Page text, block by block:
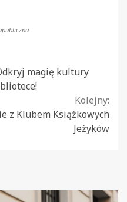
magię kultury
Kolejny:
z Klubem Książkowych
Jeżyków